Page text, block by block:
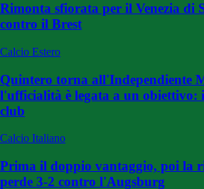
Rimonta sfiorata per il Venezia di
contro il Brest
Calcio Estero
Quintero torna all'Independiente
l'ufficialità è legata a un obiettivo:
club
Calcio Italiano
Prima il doppio vantaggio, poi la
perde 3-2 contro l'Augsburg